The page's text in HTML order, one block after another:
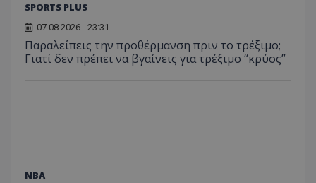
SPORTS PLUS
07.08.2026 - 23:31
Παραλείπεις την προθέρμανση πριν το τρέξιμο;
Γιατί δεν πρέπει να βγαίνεις για τρέξιμο “κρύος”
NBA